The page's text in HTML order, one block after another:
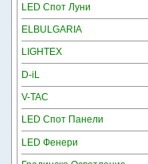
LED Спот Луни
ELBULGARIA
LIGHTEX
D-iL
V-TAC
LED Спот Панели
LED Фенери